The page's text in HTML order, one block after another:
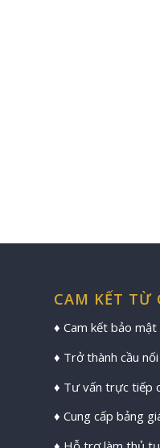
CAM KẾT TỪ
♦ Cam kết bảo
♦ Trở thành cầu
♦ Tư vấn trực tiếp
♦ Cung cấp bảng